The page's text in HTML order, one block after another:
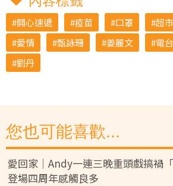
開心速遞 疫苗 口罩 超市
愛情
甄詠珊 姜麗文 電台
劉丹
您也可能喜歡...
愛回家│Andy一連三晚重頭戲搞禍
登場四周年感觸良多